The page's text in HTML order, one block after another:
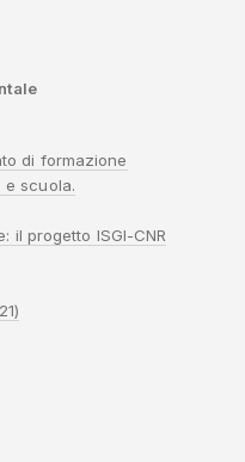
di formazione
e scuola.
il progetto ISGI-CNR